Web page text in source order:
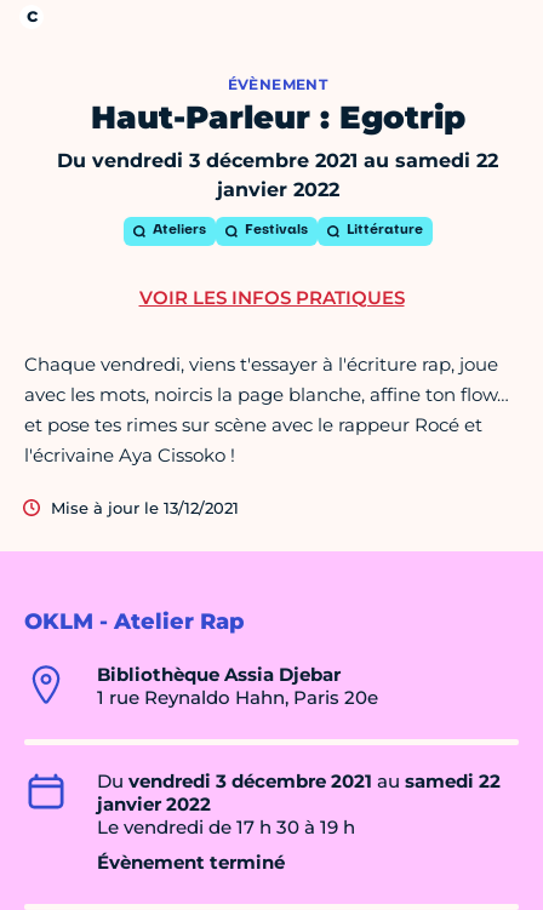
ÉVÈNEMENT
Haut-Parleur : Egotrip
Du vendredi 3 décembre 2021 au samedi 22
janvier 2022
Ateliers Festivals Littérature
OKLM - Atelier Rap
Bibliothèque Assia Djebar
1 rue Reynaldo Hahn, Paris 20e
Du vendredi 3 décembre 2021 au samedi 22
janvier 2022
Le vendredi de 17 h 30 à 19 h
Évènement terminé
Chaque vendredi, viens t'essayer à l'écriture rap, joue
avec les mots, noircis la page blanche, affine ton flow…
et pose tes rimes sur scène avec le rappeur Rocé et
l'écrivaine Aya Cissoko !
Mise à jour le 13/12/2021
VOIR LES INFOS PRATIQUES